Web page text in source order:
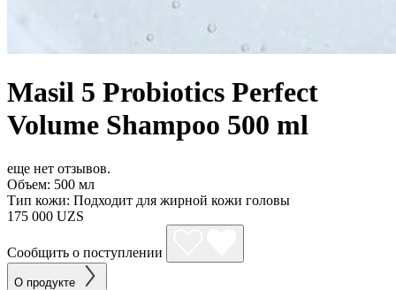
Masil 5 Probiotics Perfect
Volume Shampoo 500 ml
еще нет отзывов.
Объем: 500 мл
Тип кожи: Подходит для жирной кожи головы
175 000 UZS
Сообщить о поступлении
О продукте